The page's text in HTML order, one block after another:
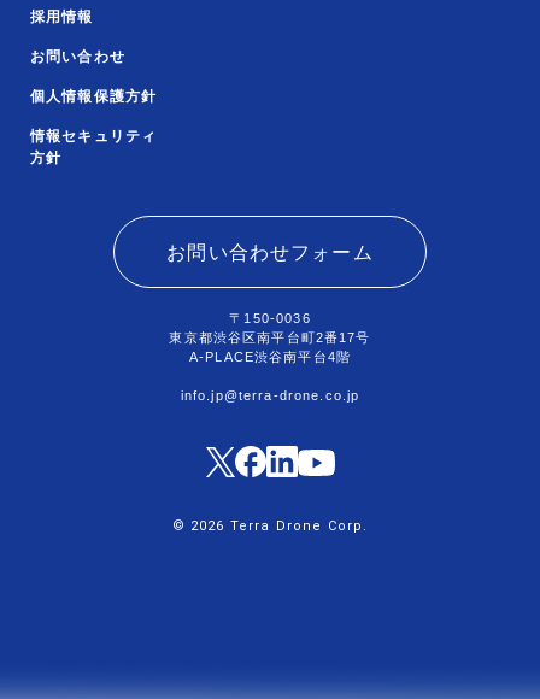
採用情報
お問い合わせ
個人情報保護方針
情報セキュリティ
方針
お問い合わせフォーム
〒150-0036
東京都渋谷区南平台町2番17号
A-PLACE渋谷南平台4階
info.jp@terra-drone.co.jp
© 2026 Terra Drone Corp.